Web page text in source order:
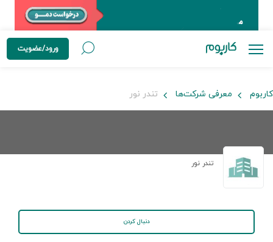
ورود/عضویت
کاربوم معرفی شرکت‌ها تندر نور
تندر نور
دنبال کردن